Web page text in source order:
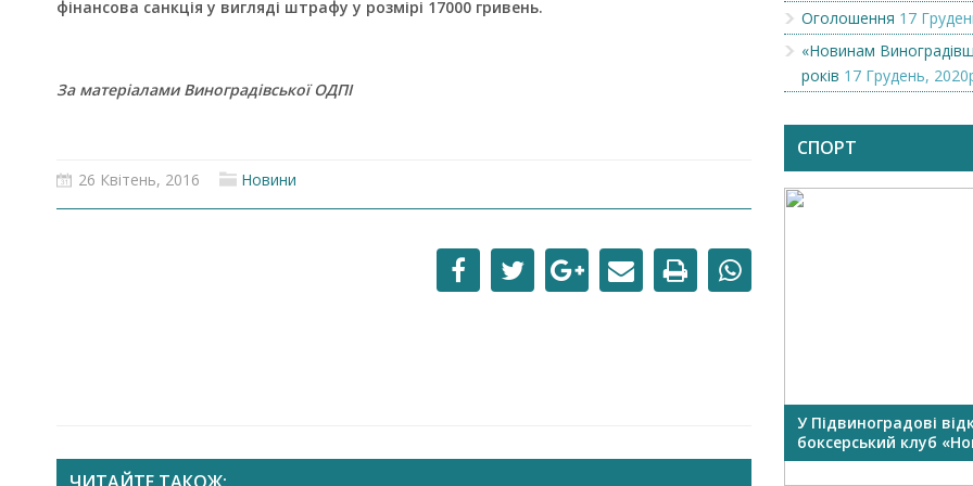
фінансова санкція у вигляді штрафу у розмірі 17000 гривень.
За матеріалами Виноградівської ОДПІ
26 Квітень, 2016 Новини
ЧИТАЙТЕ ТАКОЖ:
Оголошення 17
«Новинам
років 17 Грудень,
СПОРТ
У Підвиноградові
боксерський клуб